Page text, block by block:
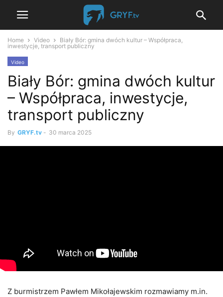
Home Video
Biały Bór: gmina dwóch kultur – Współpraca,
inwestycje, transport publiczny
Video
Biały Bór: gmina dwóch kultur
– Współpraca, inwestycje,
transport publiczny
By GRYF.tv - 30 marca 2025
Z burmistrzem Pawłem Mikołajewskim rozmawiamy m.in.